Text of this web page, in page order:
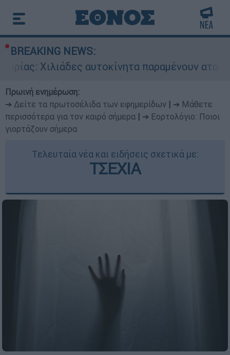
BREAKING NEWS:
αυτοκίνητα παραμένουν αταξινόμητα -
Πρωινή ενημέρωση:
➔ Δείτε τα πρωτοσέλιδα των εφημερίδων
➔ Μάθετε
περισσότερα για τον καιρό σήμερα
➔ Εορτολόγιο: Ποιοι
γιορτάζουν σήμερα
Τελευταία νέα και ειδήσεις σχετικά με:
ΤΣΕΧΙΑ